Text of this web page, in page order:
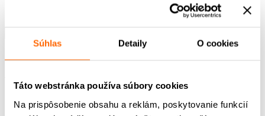
Súhlas Detaily O cookies
Táto webstránka používa súbory cookies
Na prispôsobenie obsahu a reklám, poskytovanie funkcií
Otto Šimko (*1924)
Vypracovali
Sandra Polovková